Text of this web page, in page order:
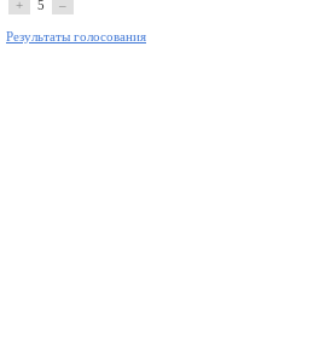
+ 5 –
Результаты голосования